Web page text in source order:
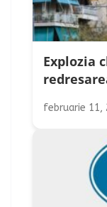
Explozia
februarie 11,